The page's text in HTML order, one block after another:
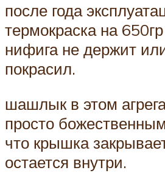
после года
термокраска на
нифига не держит
покрасил.
шашлык в этом
просто
что крышка
остается внутри.